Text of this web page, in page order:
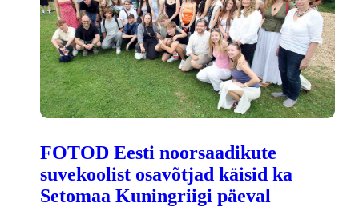
FOTOD Eesti noorsaadikute
suvekoolist osavõtjad käisid ka
Setomaa Kuningriigi päeval